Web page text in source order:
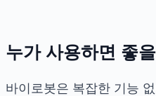
누가 사용하면 좋
바이로봇은 복잡한 기능